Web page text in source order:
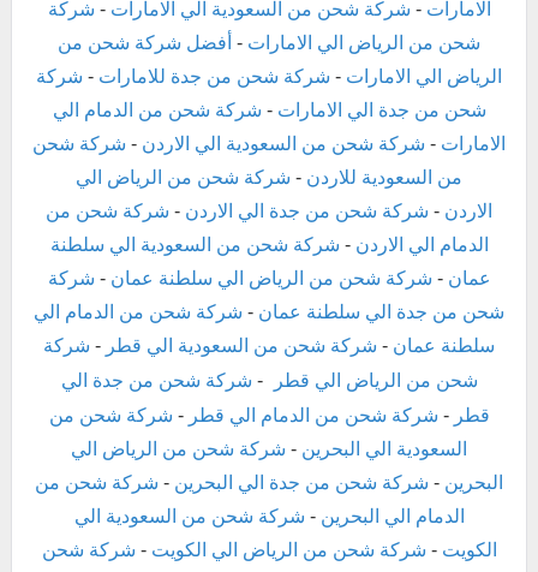
الامارات - شركة شحن من السعودية الي الامارات - شركة
شحن من الرياض الي الامارات - أفضل شركة شحن من
الرياض الي الامارات - شركة شحن من جدة للامارات - شركة
شحن من جدة الي الامارات - شركة شحن من الدمام الي
الامارات - شركة شحن من السعودية الي الاردن - شركة شحن
من السعودية للاردن - شركة شحن من الرياض الي
الاردن - شركة شحن من جدة الي الاردن - شركة شحن من
الدمام الي الاردن - شركة شحن من السعودية الي سلطنة
عمان - شركة شحن من الرياض الي سلطنة عمان - شركة
شحن من جدة الي سلطنة عمان - شركة شحن من الدمام الي
سلطنة عمان - شركة شحن من السعودية الي قطر - شركة
شحن من الرياض الي قطر
- شركة شحن من جدة الي
قطر - شركة شحن من الدمام الي قطر - شركة شحن من
السعودية الي البحرين - شركة شحن من الرياض الي
البحرين - شركة شحن من جدة الي البحرين - شركة شحن من
الدمام الي البحرين - شركة شحن من السعودية الي
الكويت - شركة شحن من الرياض الي الكويت - شركة شحن